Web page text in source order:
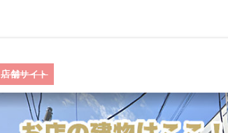
店舗サイト